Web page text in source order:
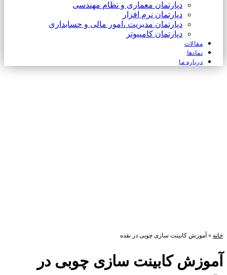
دپارتمان معماری و نظام مهندسی
دپارتمان نرم افزار
دپارتمان مدیریت ،امور مالی و حسابداری
دپارتمان کامپیوتر
مقالات
نمادها
درباره ما
خانه » آموزش کابینت سازی چوبی در نقده
آموزش کابینت سازی چوبی در